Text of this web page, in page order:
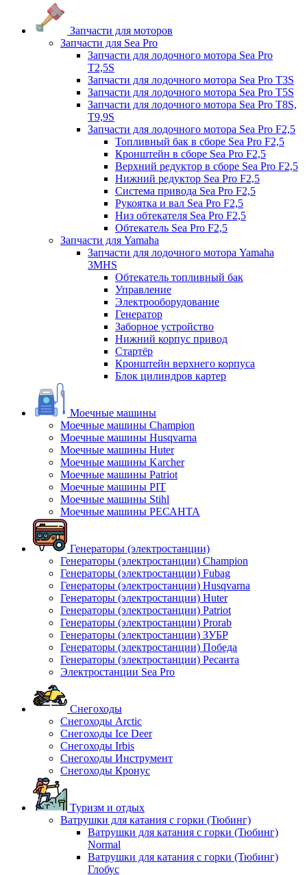
Запчасти для моторов
Запчасти для Sea Pro
Запчасти для лодочного мотора Sea Pro
Т2,5S
Запчасти для лодочного мотора Sea Pro Т3S
Запчасти для лодочного мотора Sea Pro Т5S
Запчасти для лодочного мотора Sea Pro Т8S,
T9,9S
Запчасти для лодочного мотора Sea Pro F2,5
Топливный бак в сборе Sea Pro F2,5
Кронштейн в сборе Sea Pro F2,5
Верхний редуктор в сборе Sea Pro F2,5
Нижний редуктор Sea Pro F2,5
Система привода Sea Pro F2,5
Рукоятка и вал Sea Pro F2,5
Низ обтекателя Sea Pro F2,5
Обтекатель Sea Pro F2,5
Запчасти для Yamaha
Запчасти для лодочного мотора Yamaha
3MHS
Обтекатель топливный бак
Управление
Электрооборудование
Генератор
Заборное устройство
Нижний корпус привод
Стартёр
Кронштейн верхнего корпуса
Блок цилиндров картер
Моечные машины
Моечные машины Champion
Моечные машины Husqvarna
Моечные машины Huter
Моечные машины Karcher
Моечные машины Patriot
Моечные машины PIT
Моечные машины Stihl
Моечные машины РЕСАНТА
Генераторы (электростанции)
Генераторы (электростанции) Champion
Генераторы (электростанции) Fubag
Генераторы (электростанции) Husqvarna
Генераторы (электростанции) Huter
Генераторы (электростанции) Patriot
Генераторы (электростанции) Prorab
Генераторы (электростанции) ЗУБР
Генераторы (электростанции) Победа
Генераторы (электростанции) Ресанта
Электростанции Sea Pro
Снегоходы
Снегоходы Arctic
Снегоходы Ice Deer
Снегоходы Irbis
Снегоходы Инструмент
Снегоходы Кронус
Туризм и отдых
Ватрушки для катания с горки (Тюбинг)
Ватрушки для катания с горки (Тюбинг)
Normal
Ватрушки для катания с горки (Тюбинг)
Глобус